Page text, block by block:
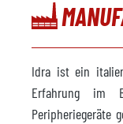
Idra ist ein
Erfahrung im
Peripheriegeräte